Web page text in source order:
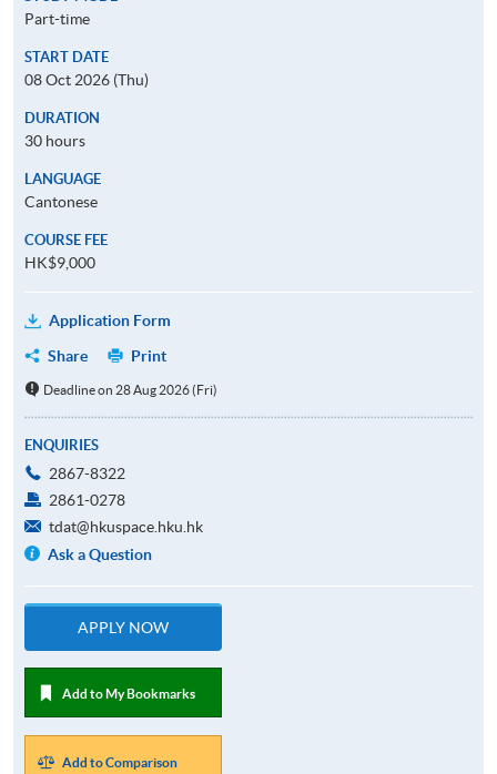
Part-time
START DATE
08 Oct 2026 (Thu)
DURATION
30 hours
LANGUAGE
Cantonese
COURSE FEE
HK$9,000
Application Form
Share
Print
Deadline on 28 Aug 2026 (Fri)
ENQUIRIES
2867-8322
2861-0278
tdat@hkuspace.hku.hk
Ask a Question
APPLY NOW
Add to My Bookmarks
Add to Comparison